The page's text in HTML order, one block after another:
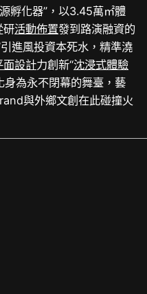
孵化器”，以3.45萬㎡體
研活動佈置發到路演融資的
進風投資本死水，精準澆
面設計力創新“沈浸式體驗
身為永不閉幕的舞臺，藝
與外鄉文創在此碰撞火